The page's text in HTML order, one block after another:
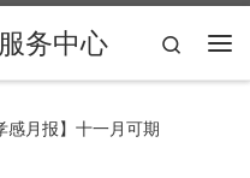
务中心
Search
感月报】十一月可期